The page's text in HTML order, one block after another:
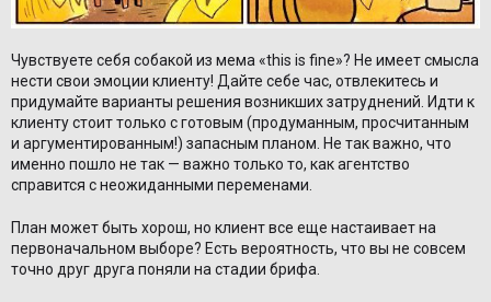
Чувствуете себя собакой из мема «this is fine»? Не имеет смысла
нести свои эмоции клиенту! Дайте себе час, отвлекитесь и
придумайте варианты решения возникших затруднений. Идти к
клиенту стоит только с готовым (продуманным, просчитанным
и аргументированным!) запасным планом. Не так важно, что
именно пошло не так — важно только то, как агентство
справится с неожиданными переменами.
План может быть хорош, но клиент все еще настаивает на
первоначальном выборе? Есть вероятность, что вы не совсем
точно друг друга поняли на стадии брифа.